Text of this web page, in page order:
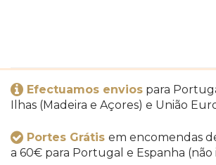
Efectuamos envios para
Ilhas (Madeira e Açores) e União
Portes Grátis em encomendas
a 60€ para Portugal e Espanha (não